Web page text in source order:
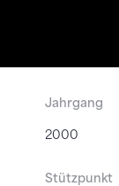
Jahrgang
2000
Stützpunkt